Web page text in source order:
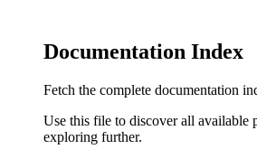
Documentation Index
Fetch the complete documentation
Use this file to discover all available
exploring further.